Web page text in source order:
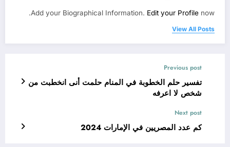
Add your Biographical Information. Edit your Profile now.
View All Posts
Previous post
تفسير حلم الخطوبة في المنام حلمت أنى انخطبت من
شخص لا اعرفه
Next post
كم عدد المصريين في الإمارات 2024